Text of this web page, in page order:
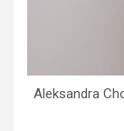
Aleksandra